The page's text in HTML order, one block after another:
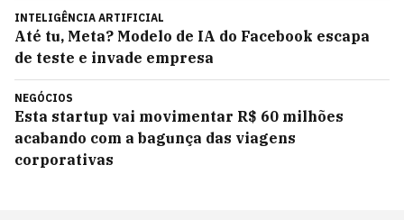
INTELIGÊNCIA ARTIFICIAL
Até tu, Meta? Modelo de IA do Facebook escapa
de teste e invade empresa
NEGÓCIOS
Esta startup vai movimentar R$ 60 milhões
acabando com a bagunça das viagens
corporativas